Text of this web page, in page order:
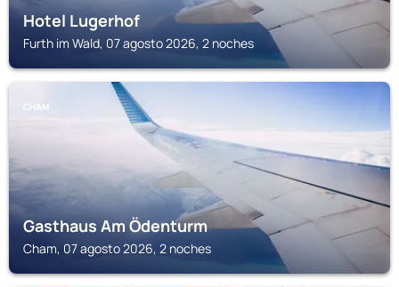
Hotel Lugerhof
Furth im Wald, 07 agosto 2026, 2 noches
CHAM
Gasthaus Am Ödenturm
Cham, 07 agosto 2026, 2 noches